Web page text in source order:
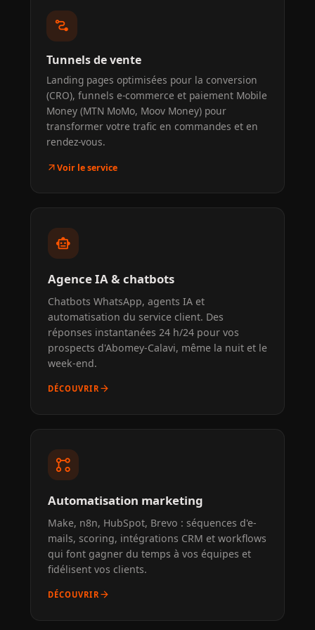
conversion_path
Tunnels de vente
Landing pages optimisées pour la conversion
(CRO), funnels e-commerce et paiement Mobile
Money (MTN MoMo, Moov Money) pour
transformer votre trafic en commandes et en
rendez-vous.
arrow_outwardVoir le service
smart_toy
Agence IA & chatbots
Chatbots WhatsApp, agents IA et
automatisation du service client. Des
réponses instantanées 24 h/24 pour vos
prospects d'Abomey-Calavi, même la nuit et le
week-end.
DÉCOUVRIRarrow_forward
linked_services
Automatisation marketing
Make, n8n, HubSpot, Brevo : séquences d'e-
mails, scoring, intégrations CRM et workflows
qui font gagner du temps à vos équipes et
fidélisent vos clients.
DÉCOUVRIRarrow_forward